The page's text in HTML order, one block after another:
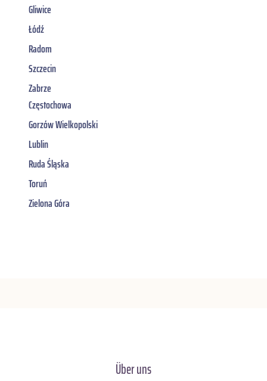
Gliwice
Łódź
Radom
Szczecin
Zabrze
Częstochowa
Gorzów Wielkopolski
Lublin
Ruda Śląska
Toruń
Zielona Góra
Über uns